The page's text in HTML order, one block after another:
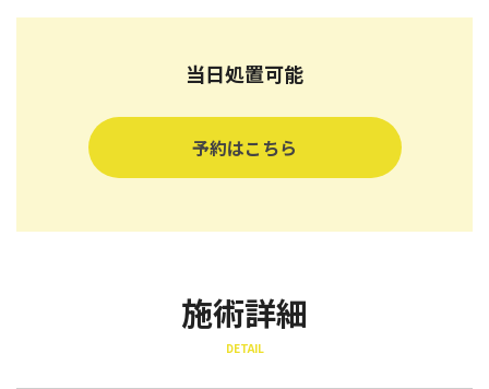
当日処置可能
予約はこちら
施術詳細
DETAIL